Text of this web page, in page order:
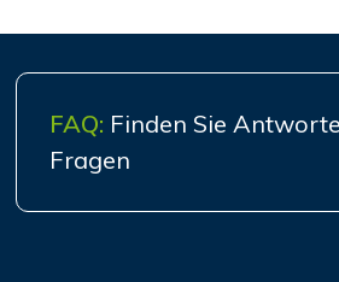
FAQ: Finden Sie
Fragen